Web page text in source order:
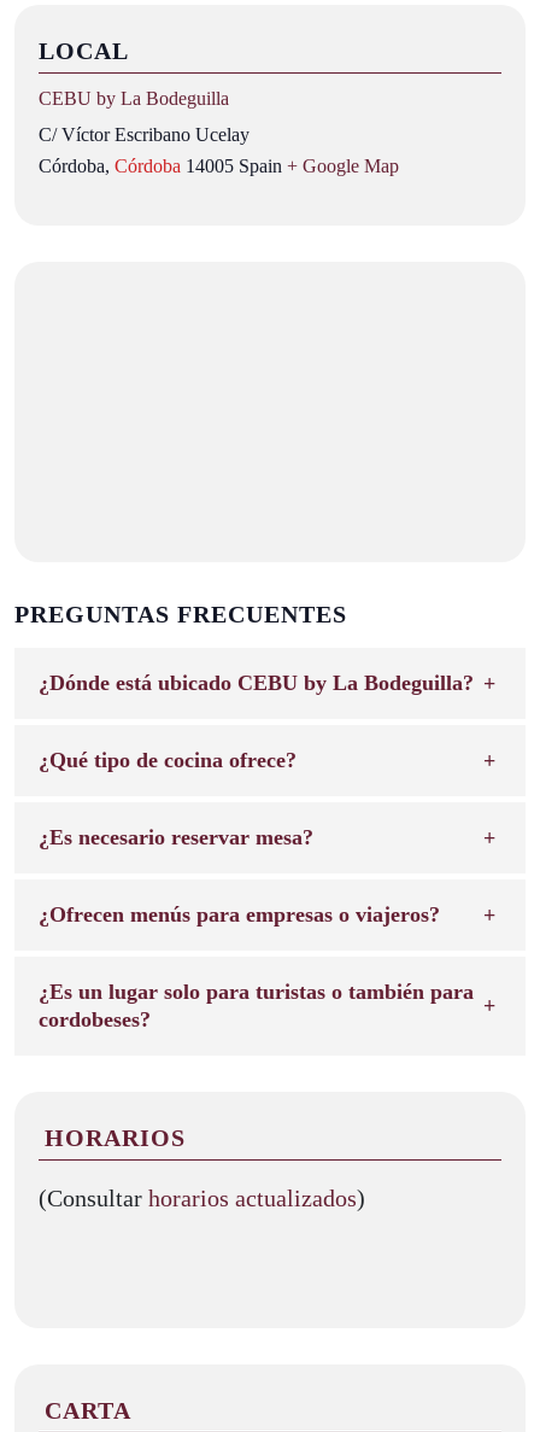
LOCAL
CEBU by La Bodeguilla
C/ Víctor Escribano Ucelay
Córdoba, Córdoba 14005 Spain + Google Map
PREGUNTAS FRECUENTES
¿Dónde está ubicado CEBU by La Bodeguilla?
¿Qué tipo de cocina ofrece?
¿Es necesario reservar mesa?
¿Ofrecen menús para empresas o viajeros?
¿Es un lugar solo para turistas o también para
cordobeses?
HORARIOS
(Consultar horarios actualizados)
CARTA